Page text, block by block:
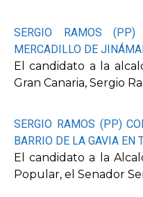
SERGIO RAMOS
MERCADILLO DE
El candidato a la
Gran Canaria, Sergio
SERGIO RAMOS (PP)
BARRIO DE LA GAVIA EN
El candidato a la
Popular, el Senador